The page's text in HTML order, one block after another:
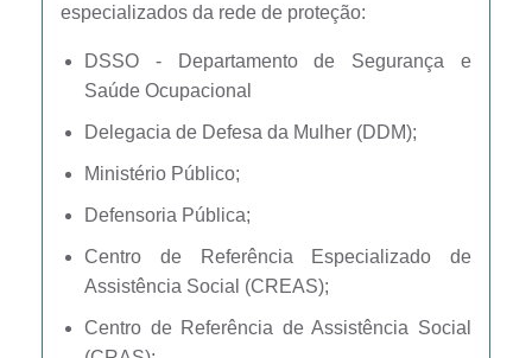
especializados da rede de proteção:
DSSO - Departamento de Segurança e
Saúde Ocupacional
Delegacia de Defesa da Mulher (DDM);
Ministério Público;
Defensoria Pública;
Centro de Referência Especializado de
Assistência Social (CREAS);
Centro de Referência de Assistência Social